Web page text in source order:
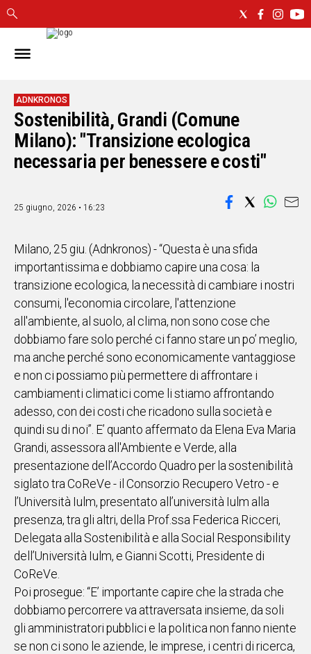
IN
CAGLIARI
SASSARI
NUORO
ORISTANO
SULCIS
OGLIASTRA
ALTRE
NOTIZIE
POLITICA
IN
ITALIA
NEL
MONDO
SPORT
EVENTI
STORIE
VIDEO
UNISCITI
WHATSAPP
Social
ADNKRONOS
Sostenibilità, Grandi (Comune
Milano): "Transizione ecologica
necessaria per benessere e costi"
25 giugno, 2026 • 16:23
Milano, 25 giu. (Adnkronos) - “Questa è una sfida
importantissima e dobbiamo capire una cosa: la
transizione ecologica, la necessità di cambiare i nostri
consumi, l'economia circolare, l'attenzione
all'ambiente, al suolo, al clima, non sono cose che
dobbiamo fare solo perché ci fanno stare un po’ meglio,
ma anche perché sono economicamente vantaggiose
e non ci possiamo più permettere di affrontare i
cambiamenti climatici come li stiamo affrontando
adesso, con dei costi che ricadono sulla società e
quindi su di noi”. E’ quanto affermato da Elena Eva Maria
Grandi, assessora all'Ambiente e Verde, alla
presentazione dell’Accordo Quadro per la sostenibilità
siglato tra CoReVe - il Consorzio Recupero Vetro - e
l’Università Iulm, presentato all’università Iulm alla
presenza, tra gli altri, della Prof.ssa Federica Ricceri,
Delegata alla Sostenibilità e alla Social Responsibility
dell’Università Iulm, e Gianni Scotti, Presidente di
CoReVe.
Poi prosegue: “E’ importante capire che la strada che
dobbiamo percorrere va attraversata insieme, da soli
gli amministratori pubblici e la politica non fanno niente
se non ci sono le aziende, le imprese, i centri di ricerca,